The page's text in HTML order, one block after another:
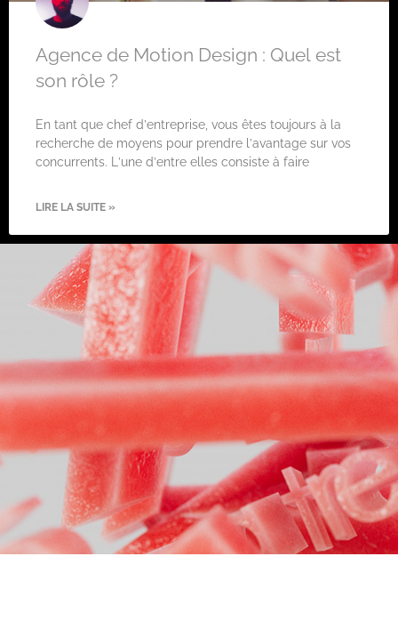
Agence de Motion Design : Quel est
son rôle ?
En tant que chef d’entreprise, vous êtes toujours à la
recherche de moyens pour prendre l’avantage sur vos
concurrents. L’une d’entre elles consiste à faire
LIRE LA SUITE »